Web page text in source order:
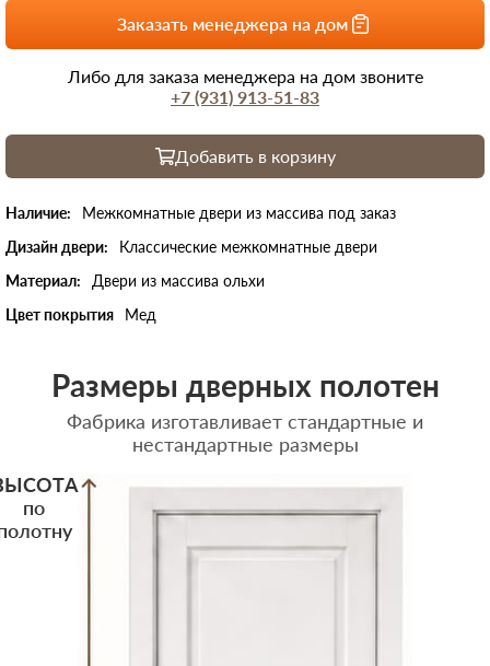
Добавить в корзину
Наличие:
Межкомнатные двери из массива под заказ
Дизайн двери:
Классические межкомнатные двери
Материал:
Двери из массива ольхи
Цвет покрытия
Мед
Заказать менеджера на дом
Либо для заказа менеджера на дом звоните
+7 (931) 913-51-83
Размеры дверных полотен
Фабрика изготавливает стандартные и
нестандартные размеры
по